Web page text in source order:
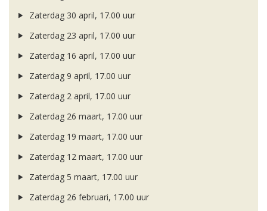
Zaterdag 30 april, 17.00 uur
Zaterdag 23 april, 17.00 uur
Zaterdag 16 april, 17.00 uur
Zaterdag 9 april, 17.00 uur
Zaterdag 2 april, 17.00 uur
Zaterdag 26 maart, 17.00 uur
Zaterdag 19 maart, 17.00 uur
Zaterdag 12 maart, 17.00 uur
Zaterdag 5 maart, 17.00 uur
Zaterdag 26 februari, 17.00 uur